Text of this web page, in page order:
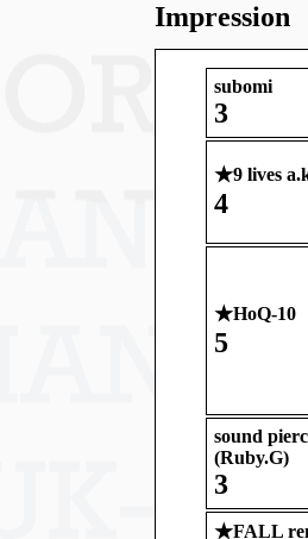
Impression
subomi
3
★9 lives
4
★HoQ-10
5
sound
(Ruby.G)
3
★FALL